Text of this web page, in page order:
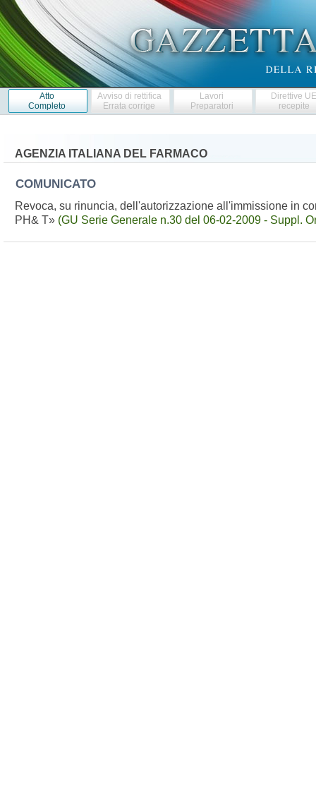
Atto
Completo
Avviso di rettifica
Errata corrige
Lavori
Preparatori
Direttive
recepite
AGENZIA ITALIANA DEL FARMACO
COMUNICATO
Revoca, su rinuncia, dell'autorizzazione all'immissione in
PH& T» (GU Serie Generale n.30 del 06-02-2009 - Suppl.